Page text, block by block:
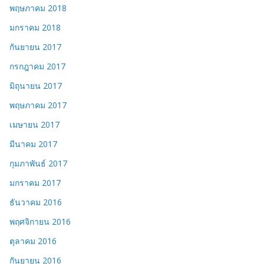
พฤษภาคม 2018
มกราคม 2018
กันยายน 2017
กรกฎาคม 2017
มิถุนายน 2017
พฤษภาคม 2017
เมษายน 2017
มีนาคม 2017
กุมภาพันธ์ 2017
มกราคม 2017
ธันวาคม 2016
พฤศจิกายน 2016
ตุลาคม 2016
กันยายน 2016